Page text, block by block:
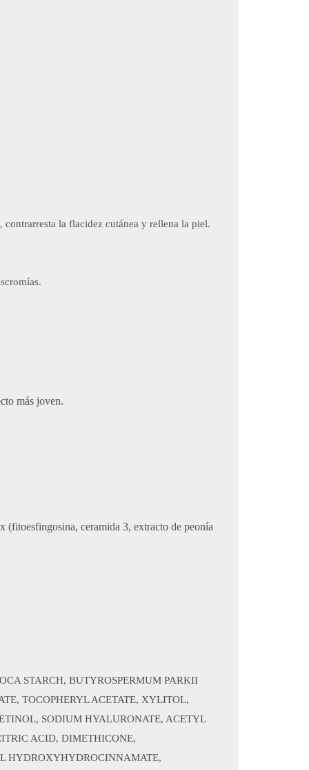
la flacidez cutánea y rellena la piel.
más joven.
(fitoesfingosina, ceramida 3, extracto de peonía
STARCH, BUTYROSPERMUM PARKII
TOCOPHERYL ACETA­TE, XYLITOL,
SODIUM HYALURONATE, ACETYL
ACID, DI­METHICONE,
HYDROXYHYDROCINNAMATE,